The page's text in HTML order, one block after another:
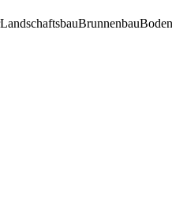
LandschaftsbauBrunnenbau